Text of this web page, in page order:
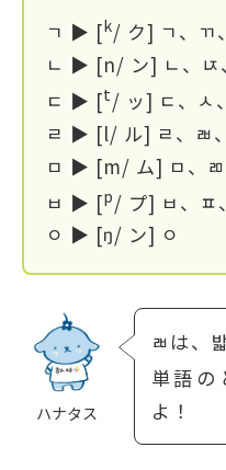
ㄱ ▶ [k/ ク] ㄱ、ㄲ
ㄴ ▶ [n/ ン] ㄴ、ㄵ
ㄷ ▶ [t/ ッ] ㄷ、ㅅ
ㄹ ▶ [l/ ル] ㄹ、ㄼ
ㅁ ▶ [m/ ム] ㅁ、ㄻ
ㅂ ▶ [p/ プ] ㅂ、ㅍ
ㅇ ▶ [ŋ/ ン] ㅇ
ハナタス
ㄼは、
単語
よ！